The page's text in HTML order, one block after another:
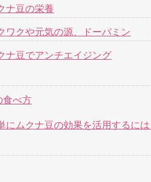
ナ豆の栄養
ワクや元気の源、ドーパミン
ナ豆でアンチエイジング
食べ方
にムクナ豆の効果を活用するには